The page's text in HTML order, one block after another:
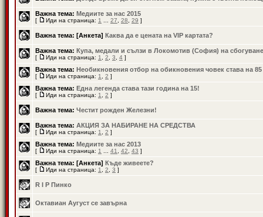
Важна тема: Медиите за нас 2015
[ Иди на страница: 1 27 28 29 ]
Важна тема: [Анкета] Каква да е цената на VIP картата?
Важна тема: Купа, медали и сълзи в Локомотив (София) на сбогуване
[ Иди на страница: 1 2 3 4 ]
Важна тема: Необикновения отбор на обикновения човек става на 85
[ Иди на страница: 1 2 ]
Важна тема: Една легенда става тази година на 15!
[ Иди на страница: 1 2 ]
Важна тема: Честит рожден Железни!
Важна тема: АКЦИЯ ЗА НАБИРАНЕ НА СРЕДСТВА
[ Иди на страница: 1 2 ]
Важна тема: Медиите за нас 2013
[ Иди на страница: 1 41 42 43 ]
Важна тема: [Анкета] Къде живеете?
[ Иди на страница: 1 2 3 ]
R I P Пинко
Октавиан Аугуст се завърна